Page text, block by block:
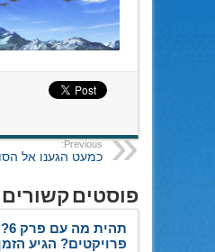
Previous:
כמעט הגענו אל
פוסטים קשורים
פרויקטים? הגיע